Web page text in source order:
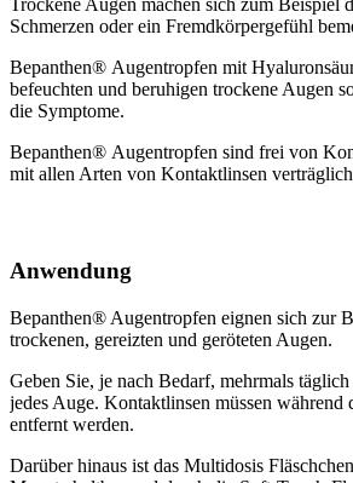
Trockene Augen machen sich zum Beispiel
Schmerzen oder ein Fremdkörpergefühl
Bepanthen® Augentropfen mit
befeuchten und beruhigen trockene Augen
die Symptome.
Bepanthen® Augentropfen sind frei von
mit allen Arten von Kontaktlinsen
Anwendung
Bepanthen® Augentropfen eignen sich zur
trockenen, gereizten und geröteten Augen.
Geben Sie, je nach Bedarf, mehrmals
jedes Auge. Kontaktlinsen müssen
entfernt werden.
Darüber hinaus ist das Multidosis